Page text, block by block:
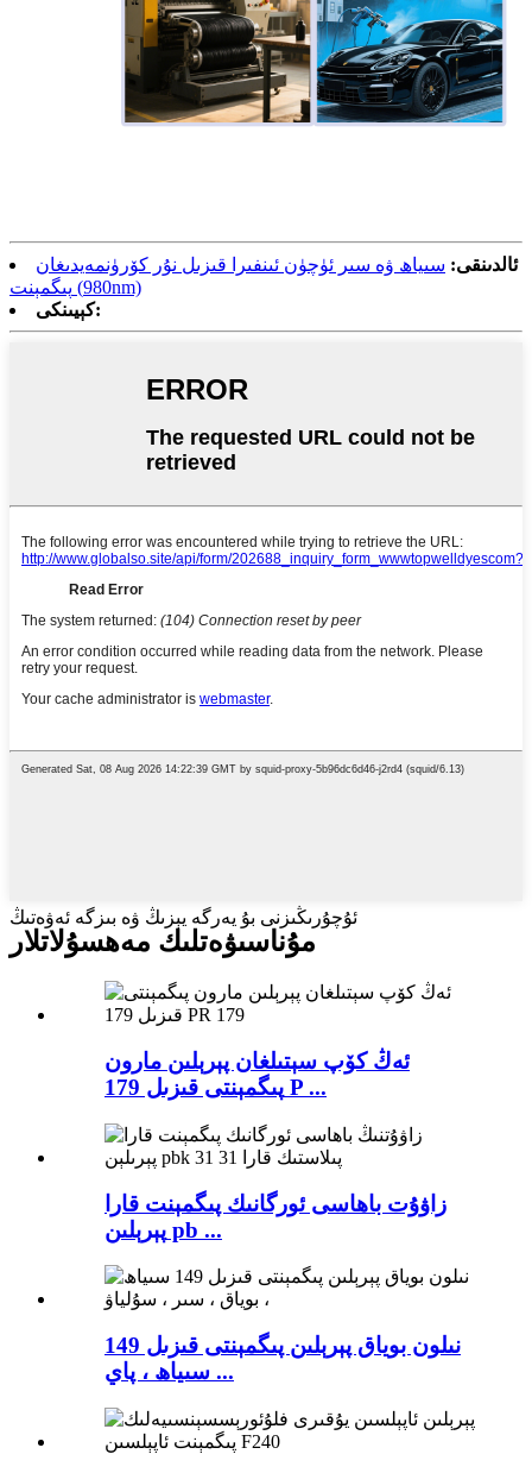
ئالدىنقى: سىياھ ۋە سىر ئۈچۈن ئىنفىرا قىزىل نۇر كۆرۈنمەيدىغان
پىگمېنت (980nm)
كېيىنكى:
ئۇچۇرىڭىزنى بۇ يەرگە يېزىڭ ۋە بىزگە ئەۋەتىڭ
مۇناسىۋەتلىك مەھسۇلاتلار
ئەڭ كۆپ سېتىلغان پېرېلىن مارون
پىگمېنتى قىزىل 179 P ...
زاۋۇت باھاسى ئورگانىك پىگمېنت قارا
پېرېلىن pb ...
نىلون بوياق پېرېلىن پىگمېنتى قىزىل 149
سىياھ ، پاي ...